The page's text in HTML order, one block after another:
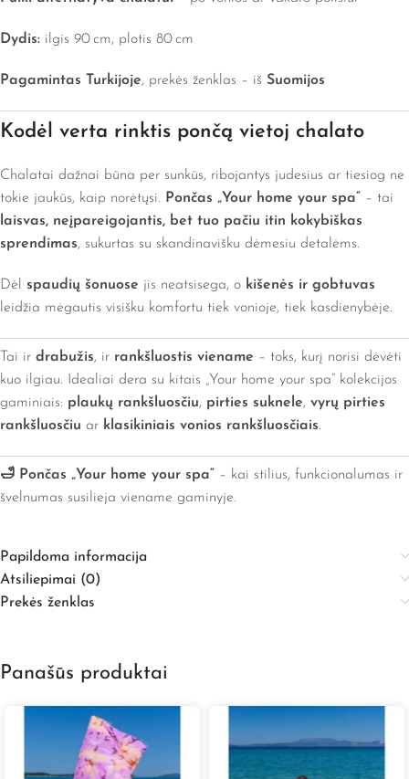
Dydis: ilgis 90 cm, plotis 80 cm
Pagamintas Turkijoje, prekės ženklas – iš Suomijos
Kodėl verta rinktis pončą vietoj chalato
Chalatai dažnai būna per sunkūs, ribojantys judesius ar tiesiog ne
tokie jaukūs, kaip norėtųsi. Pončas „Your home your spa“ – tai
laisvas, neįpareigojantis, bet tuo pačiu itin kokybiškas
sprendimas, sukurtas su skandinavišku dėmesiu detalėms.
Dėl spaudių šonuose jis neatsisega, o kišenės ir gobtuvas
leidžia mėgautis visišku komfortu tiek vonioje, tiek kasdienybėje.
Tai ir drabužis, ir rankšluostis viename – toks, kurį norisi dėvėti
kuo ilgiau. Idealiai dera su kitais „Your home your spa“ kolekcijos
gaminiais: plaukų rankšluosčiu, pirties suknele, vyrų pirties
rankšluosčiu ar klasikiniais vonios rankšluosčiais.
🛁 Pončas „Your home your spa“ – kai stilius, funkcionalumas ir
švelnumas susilieja viename gaminyje.
Papildoma informacija
Atsiliepimai (0)
Prekės ženklas
Panašūs produktai